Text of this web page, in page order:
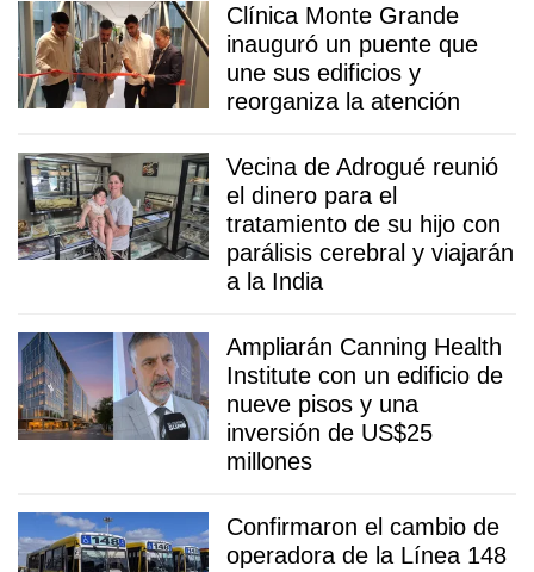
Clínica Monte Grande
inauguró un puente que
une sus edificios y
reorganiza la atención
Vecina de Adrogué reunió
el dinero para el
tratamiento de su hijo con
parálisis cerebral y viajarán
a la India
Ampliarán Canning Health
Institute con un edificio de
nueve pisos y una
inversión de US$25
millones
Confirmaron el cambio de
operadora de la Línea 148